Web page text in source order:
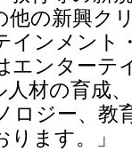
他の新興ク
インメント
エンターテ
材の育成
ロジー、教
ます。」